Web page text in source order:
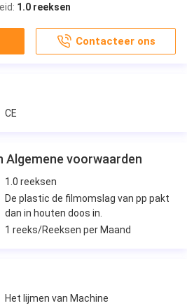
1.0 reeksen
Contacteer ons
CE
Algemene voorwaarden
1.0 reeksen
De plastic de filmomslag van pp pakt
dan in houten doos in.
1 reeks/Reeksen per Maand
Het lijmen van Machine